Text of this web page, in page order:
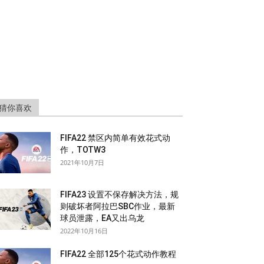
你喜欢
FIFA22 禁区内简单有效花式动
作，TOTW3
2021年10月7日
FIFA23 设置不保存解决方法，规
则破坏者阿拉巴SBC作业，最新
球员泄露，EA又出乌龙
2022年10月16日
FIFA22 全部125个花式动作教程